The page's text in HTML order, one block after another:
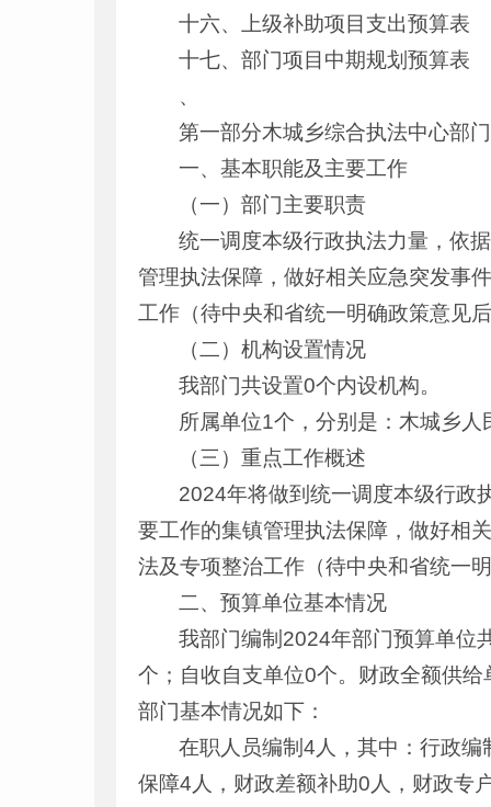
十六、上级补助项目支出预算表
十七、部门项目中期规划预算表
、
第一部分木城乡综合执法中心部
一、基本职能及主要工作
（一）部门主要职责
统一调度本级行政执法力量，依
管理执法保障，做好相关应急突发事
工作（待中央和省统一明确政策意见
（二）机构设置情况
我部门共设置0个内设机构。
所属单位1个，分别是：木城乡人
（三）重点工作概述
2024年将做到统一调度本级行政
要工作的集镇管理执法保障，做好相
法及专项整治工作（待中央和省统一
二、预算单位基本情况
我部门编制2024年部门预算单位
个；自收自支单位0个。财政全额供
部门基本情况如下：
在职人员编制4人，其中：行政
保障4人，财政差额补助0人，财政专